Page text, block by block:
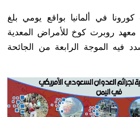
في ألمانيا بواقع يومي بلغ
معهد روبرت كوخ للأمراض المعدية
فيه الموجة الرابعة من الجائحة